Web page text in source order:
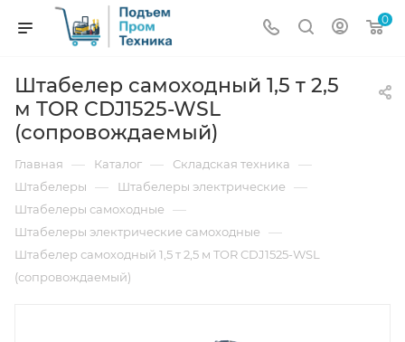
0
Штабелер самоходный 1,5 т 2,5
м TOR CDJ1525-WSL
(сопровождаемый)
Главная — Каталог — Складская техника —
Штабелеры — Штабелеры электрические —
Штабелеры самоходные —
Штабелеры электрические самоходные —
Штабелер самоходный 1,5 т 2,5 м TOR CDJ1525-WSL
(сопровождаемый)